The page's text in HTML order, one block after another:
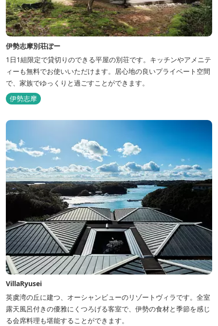
伊勢志摩別荘ぽー
1日1組限定で貸切りのできる平屋の別荘です。キッチンやアメニテ
ィーも無料でお使いいただけます。居心地の良いプライベート空間
で、家族でゆっくりと過ごすことができます。
伊勢志摩
VillaRyusei
英虞湾の丘に建つ、オーシャンビューのリゾートヴィラです。全室
露天風呂付きの優雅にくつろげる客室で、伊勢の食材と季節を感じ
る会席料理も堪能することができます。